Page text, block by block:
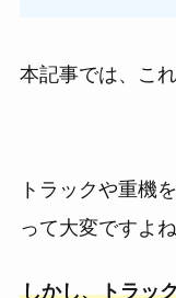
本記事では、こ
トラックや重機
って大変ですよね
しかし、トラッ